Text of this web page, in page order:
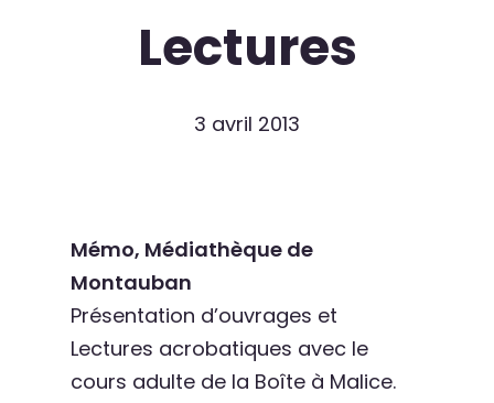
Lectures
3 avril 2013
Mémo, Médiathèque de
Montauban
Présentation d’ouvrages et
Lectures acrobatiques avec le
cours adulte de la Boîte à Malice.